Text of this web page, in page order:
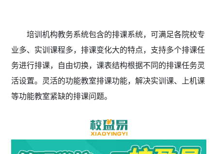
培训机构教务系统包含的排课系统，可满足各院校专
业多、实训课程多，排课变化大的特点，支持多个排课任
务进行排课，自由切换，课表结构根据不同的排课任务灵
活设置。灵活的功能教室排课功能，解决实训课、上机课
等功能教室紧缺的排课问题。